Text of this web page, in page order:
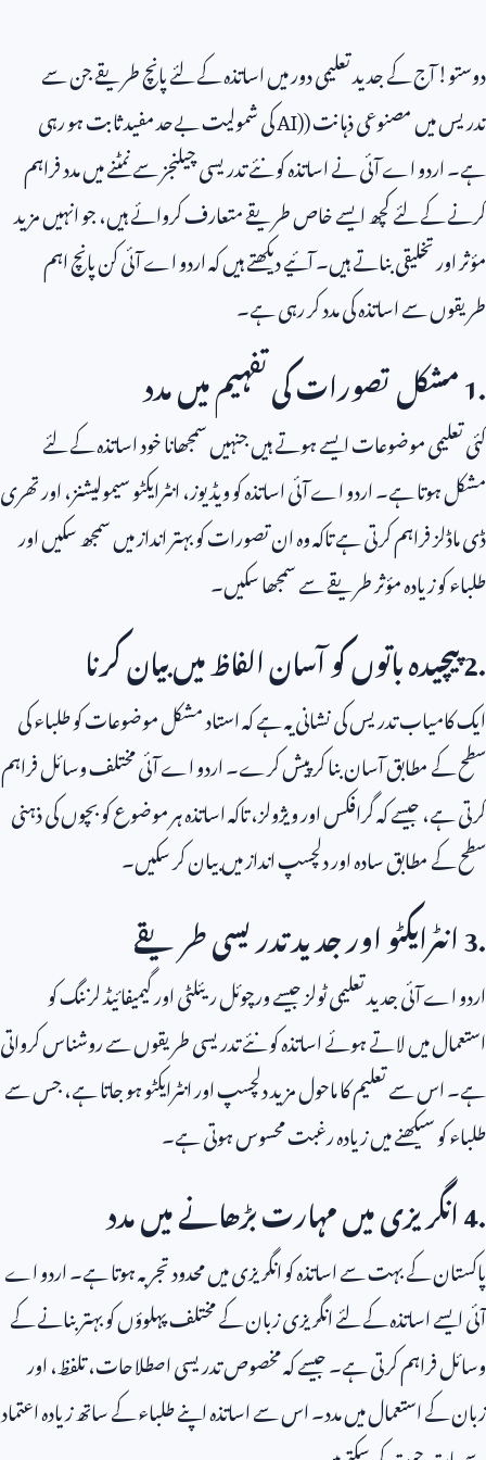
دوستو! آج کے جدید تعلیمی دور میں اساتذہ کے لئے پانچ طریقے جن سے
تدریس میں مصنوعی ذہانت (AI)کی شمولیت بےحد مفید ثابت ہو رہی
ہے۔ اردو اے آئی نے اساتذہ کو نئے تدریسی چیلنجز سے نمٹنے میں مدد فراہم
کرنے کے لئے کچھ ایسے خاص طریقے متعارف کروائے ہیں، جو انہیں مزید
مؤثر اور تخلیقی بناتے ہیں۔ آئیے دیکھتے ہیں کہ اردو اے آئی کن پانچ اہم
طریقوں سے اساتذہ کی مدد کر رہی ہے۔
1.مشکل تصورات کی تفہیم میں مدد
کئی تعلیمی موضوعات ایسے ہوتے ہیں جنہیں سمجھانا خود اساتذہ کے لئے
مشکل ہوتا ہے۔ اردو اے آئی اساتذہ کو ویڈیوز، انٹرایکٹو سیمولیشنز، اور تھری
ڈی ماڈلز فراہم کرتی ہے تاکہ وہ ان تصورات کو بہتر انداز میں سمجھ سکیں اور
طلباء کو زیادہ مؤثر طریقے سے سمجھا سکیں۔
2.پیچیدہ باتوں کو آسان الفاظ میں بیان کرنا
ایک کامیاب تدریس کی نشانی یہ ہے کہ استاد مشکل موضوعات کو طلباء کی
سطح کے مطابق آسان بنا کر پیش کرے۔ اردو اے آئی مختلف وسائل فراہم
کرتی ہے، جیسے کہ گرافکس اور ویژولز، تاکہ اساتذہ ہر موضوع کو بچوں کی ذہنی
سطح کے مطابق سادہ اور دلچسپ انداز میں بیان کر سکیں۔
3.انٹرایکٹو اور جدید تدریسی طریقے
اردو اے آئی جدید تعلیمی ٹولز جیسے ورچوئل ریئلٹی اور گیمیفائیڈ لرننگ کو
استعمال میں لاتے ہوئے اساتذہ کو نئے تدریسی طریقوں سے روشناس کرواتی
ہے۔ اس سے تعلیم کا ماحول مزید دلچسپ اور انٹرایکٹو ہو جاتا ہے، جس سے
طلباء کو سیکھنے میں زیادہ رغبت محسوس ہوتی ہے۔
4.انگریزی میں مہارت بڑھانے میں مدد
پاکستان کے بہت سے اساتذہ کو انگریزی میں محدود تجربہ ہوتا ہے۔ اردو اے
آئی ایسے اساتذہ کے لئے انگریزی زبان کے مختلف پہلوؤں کو بہتر بنانے کے
وسائل فراہم کرتی ہے۔ جیسے کہ مخصوص تدریسی اصطلاحات، تلفظ، اور
زبان کے استعمال میں مدد۔ اس سے اساتذہ اپنے طلباء کے ساتھ زیادہ اعتماد